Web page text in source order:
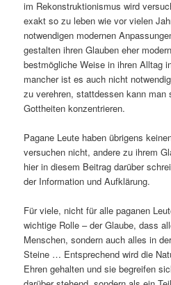
im Rekonstruktionismus wird
exakt so zu leben wie vor vielen
notwendigen modernen
gestalten ihren Glauben eher
bestmögliche Weise in ihren Alltag
mancher ist es auch nicht
zu verehren, stattdessen kann man
Gottheiten konzentrieren.
Pagane Leute haben übrigens
versuchen nicht, andere zu ihrem
hier in diesem Beitrag darüber
der Information und Aufklärung.
Für viele, nicht für alle paganen
wichtige Rolle – der Glaube, dass
Menschen, sondern auch alles in
Steine … Entsprechend wird die
Ehren gehalten und sie begreifen